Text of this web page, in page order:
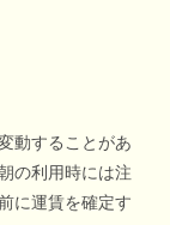
動することがあ
の利用時には注
に運賃を確定す